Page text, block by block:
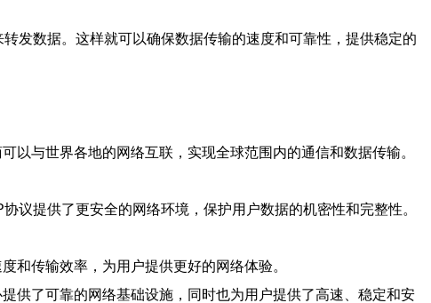
发数据。这样就可以确保数据传输的速度和可靠性，提供稳定的
与世界各地的网络互联，实现全球范围内的通信和数据传输。
议提供了更安全的网络环境，保护用户数据的机密性和完整性。
和传输效率，为用户提供更好的网络体验。
供了可靠的网络基础设施，同时也为用户提供了高速、稳定和安